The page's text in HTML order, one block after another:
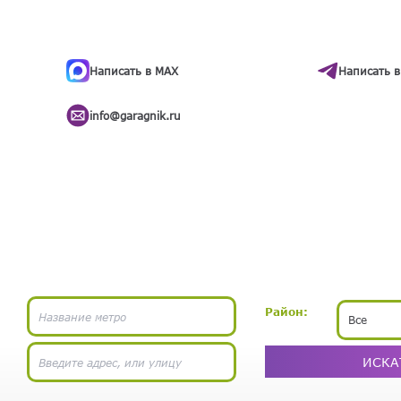
Написать в MAX Написать
info@garagnik.ru
Район:
Все